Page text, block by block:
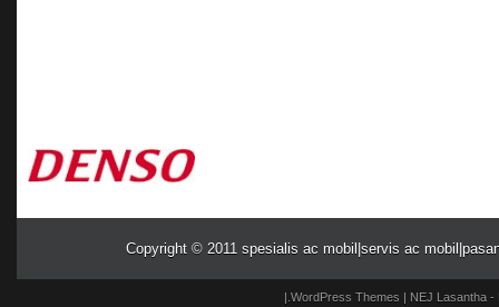
Copyright © 2011 spesialis ac mobil|servis ac
WordPress Themes | NEJ Lasantha-